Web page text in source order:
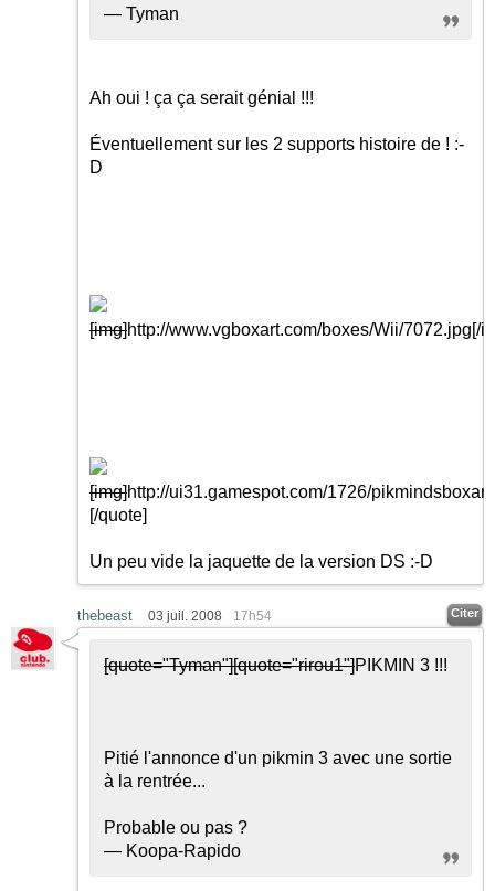
— Tyman
Ah oui ! ça ça serait génial !!!
Éventuellement sur les 2 supports histoire de ! :-
D
[img]http://www.vgboxart.com/boxes/Wii/7072.jpg[/
[img]http://ui31.gamespot.com/1726/
[/quote]
Un peu vide la jaquette de la version DS :-D
thebeast 03 juil. 2008 17h54 Citer
[quote="Tyman"][quote="rirou1"]PIKMIN 3 !!!
Pitié l'annonce d'un pikmin 3 avec une sortie
à la rentrée...
Probable ou pas ?
— Koopa-Rapido